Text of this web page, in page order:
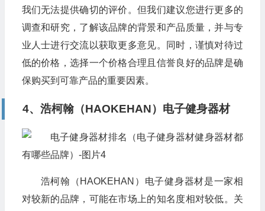
我们无法提供确切的评价。但我们建议您进行更多的
调查和研究，了解该品牌的背景和产品质量，并与专
业人士进行交流以获取更多意见。同时，谨慎对待过
低的价格，选择一个价格合理且信誉良好的品牌是确
保购买到可靠产品的重要因素。
4、浩柯翰（HAOKEHAN）电子健身器材
浩柯翰（HAOKEHAN）电子健身器材是一家相
对较新的品牌，可能在市场上的知名度相对较低。关